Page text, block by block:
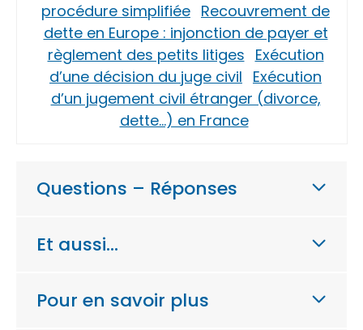
procédure simplifiée Recouvrement de
dette en Europe : injonction de payer et
règlement des petits litiges Exécution
d’une décision du juge civil Exécution
d’un jugement civil étranger (divorce,
dette…) en France
Questions – Réponses
Et aussi…
Pour en savoir plus